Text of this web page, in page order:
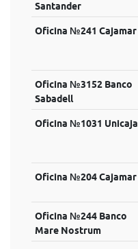
Santander
Oficina №241 Cajamar
Oficina №3152 Banco
Sabadell
Oficina №1031 Unicaja
Oficina №204 Cajamar
Oficina №244 Banco
Mare Nostrum